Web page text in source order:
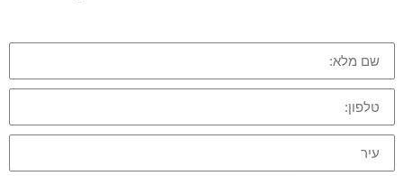
שם
מלא:
טלפון:
עיר